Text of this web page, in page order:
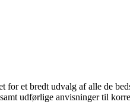
for et bredt udvalg af alle de
udførlige anvisninger til